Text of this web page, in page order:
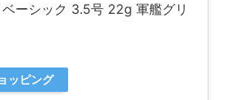
ーシック 3.5号 22g 軍艦グリ
ッピング